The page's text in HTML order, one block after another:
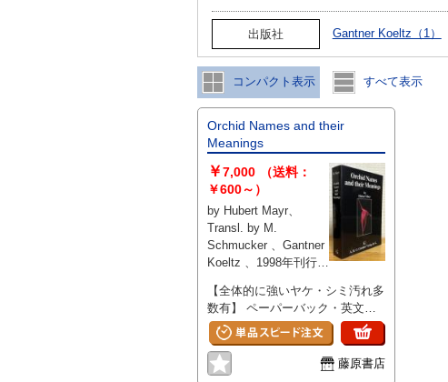
出版社 Gantner Koeltz（1）
コンパクト表示 すべて表示
Orchid Names and their
Meanings
￥7,000
（送料：
￥600～）
by Hubert Mayr、
Transl. by M.
Schmucker 、Gantner
Koeltz 、1998年刊行
【全体的に強いヤケ・シミ汚れ多
数有】 ペーパーバック・英文。
裸本。表紙に擦れ・角縁等に傷み
有。地に薄汚れ有。その他本文は
概ね良好です。
藤原書店